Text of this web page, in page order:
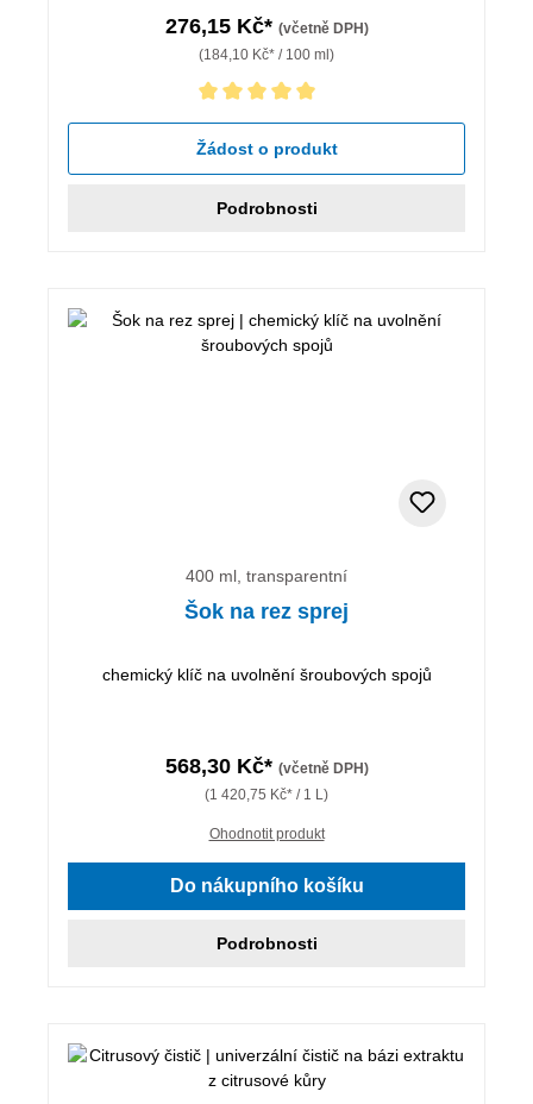
276,15 Kč* (včetně DPH)
(184,10 Kč* / 100 ml)
Průměrné hodnocení 5 z 5 hvězd
Žádost o produkt
Podrobnosti
400 ml, transparentní
Šok na rez sprej
chemický klíč na uvolnění šroubových spojů
568,30 Kč* (včetně DPH)
(1 420,75 Kč* / 1 L)
Ohodnotit produkt
Do nákupního košíku
Podrobnosti